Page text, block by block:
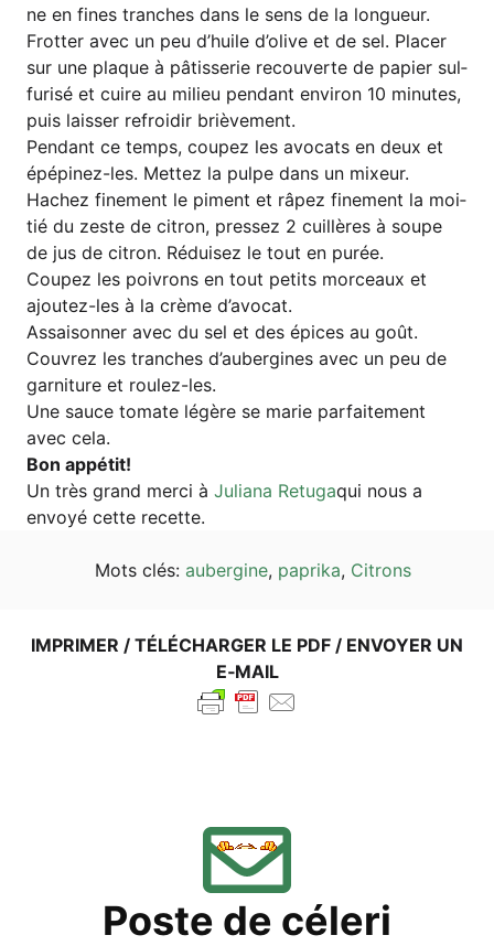
ne en fines tran­ches dans le sens de la longueur.
Frot­ter avec un peu d’hui­le d’o­li­ve et de sel. Pla­cer
sur une plaque à pâtis­se­rie recou­ver­te de papier sul­
fu­ri­sé et cui­re au milieu pen­dant envi­ron 10 minu­tes,
puis lais­ser refro­idir brièvement.
Pen­dant ce temps, cou­pez les avo­cats en deux et
épé­pi­nez-les. Met­tez la pul­pe dans un mix­eur.
Hachez fine­ment le piment et râpez fine­ment la moi­
tié du zes­te de citron, pres­sez 2 cuil­lè­res à sou­pe
de jus de citron. Rédui­sez le tout en purée.
Cou­pez les poi­v­rons en tout petits morceaux et
ajou­tez-les à la crè­me d’avocat.
Assai­son­ner avec du sel et des épi­ces au goût.
Cou­vrez les tran­ches d’au­ber­gi­nes avec un peu de
gar­ni­tu­re et roulez-les.
Une sau­ce toma­te légè­re se marie par­fai­te­ment
avec cela.
Bon appé­tit!
Un très grand mer­ci à Julia­na Retu­gaqui nous a
envoyé cet­te recette.
Mots clés: auber­gi­ne, papri­ka, Citrons
IMPRI­MER / TÉLÉ­CHAR­GER LE PDF / ENVOY­ER UN
E‑MAIL
Pos­te de céleri